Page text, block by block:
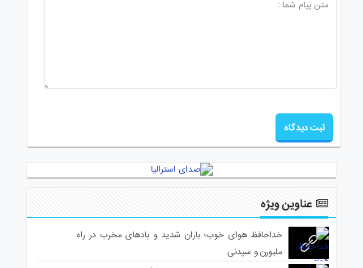
عناوین ویژه
خداحافظ هوای خوب؛ باران شدید و بادهای مخرب در راه
ملبورن و سیدنی